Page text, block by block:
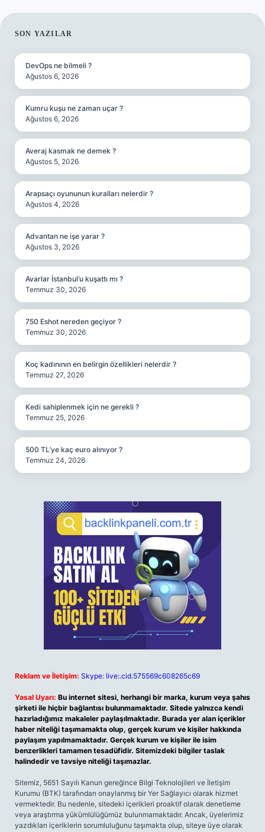
SIDEBAR
SON YAZILAR
DevOps ne bilmeli ?
Ağustos 6, 2026
Kumru kuşu ne zaman uçar ?
Ağustos 6, 2026
Averaj kasmak ne demek ?
Ağustos 5, 2026
Arapsaçı oyununun kuralları nelerdir ?
Ağustos 4, 2026
Advantan ne işe yarar ?
Ağustos 3, 2026
Avarlar İstanbul’u kuşattı mı ?
Temmuz 30, 2026
750 Eshot nereden geçiyor ?
Temmuz 30, 2026
Koç kadınının en belirgin özellikleri nelerdir ?
Temmuz 27, 2026
Kedi sahiplenmek için ne gerekli ?
Temmuz 25, 2026
500 TL’ye kaç euro alınıyor ?
Temmuz 24, 2026
Reklam ve İletişim: Skype: live:.cid.575569c608265c69
Yasal Uyarı: Bu internet sitesi, herhangi bir marka, kurum veya şahıs
şirketi ile hiçbir bağlantısı bulunmamaktadır. Sitede yalnızca kendi
hazırladığımız makaleler paylaşılmaktadır. Burada yer alan içerikler
haber niteliği taşımamakta olup, gerçek kurum ve kişiler hakkında
paylaşım yapılmamaktadır. Gerçek kurum ve kişiler ile isim
benzerlikleri tamamen tesadüfidir. Sitemizdeki bilgiler taslak
halindedir ve tavsiye niteliği taşımazlar.
Sitemiz, 5651 Sayılı Kanun gereğince Bilgi Teknolojileri ve İletişim
Kurumu (BTK) tarafından onaylanmış bir Yer Sağlayıcı olarak hizmet
vermektedir. Bu nedenle, sitedeki içerikleri proaktif olarak denetleme
veya araştırma yükümlülüğümüz bulunmamaktadır. Ancak, üyelerimiz
yazdıkları içeriklerin sorumluluğunu taşımakta olup, siteye üye olarak